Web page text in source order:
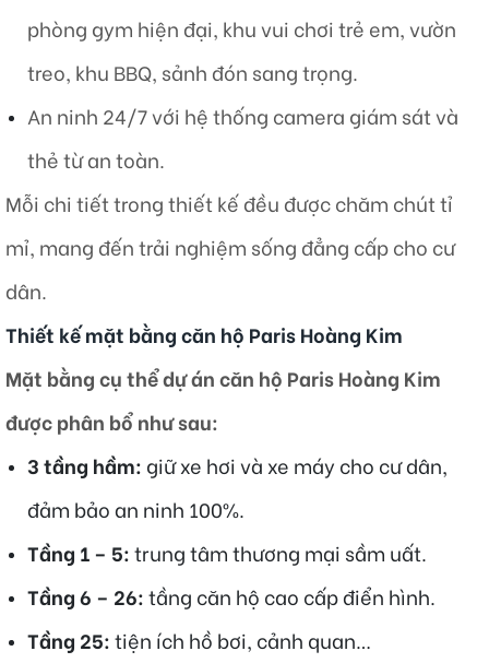
phòng gym hiện đại, khu vui chơi trẻ em, vườn
treo, khu BBQ, sảnh đón sang trọng.
An ninh 24/7 với hệ thống camera giám sát và
thẻ từ an toàn.​
Mỗi chi tiết trong thiết kế đều được chăm chút tỉ
mỉ, mang đến trải nghiệm sống đẳng cấp cho cư
dân.​
Thiết kế mặt bằng căn hộ Paris Hoàng Kim
Mặt bằng cụ thể dự án căn hộ Paris Hoàng Kim
được phân bổ như sau:
3 tầng hầm: giữ xe hơi và xe máy cho cư dân,
đảm bảo an ninh 100%.
Tầng 1 – 5:trung tâm thương mại sầm uất.
Tầng 6 – 26:tầng căn hộ cao cấp điển hình.
Tầng 25:tiện ích hồ bơi, cảnh quan…